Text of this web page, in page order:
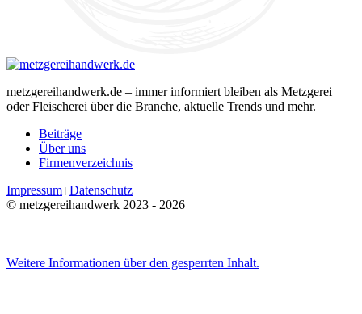
metzgereihandwerk.de – immer informiert bleiben als Metzgerei
oder Fleischerei über die Branche, aktuelle Trends und mehr.
Beiträge
Über uns
Firmenverzeichnis
Impressum Datenschutz
© metzgereihandwerk 2023 - 2026
Weitere Informationen über den gesperrten Inhalt.